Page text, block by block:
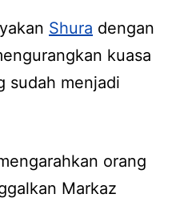
Shura dengan
kuasa
sudah menjadi
orang
Markaz